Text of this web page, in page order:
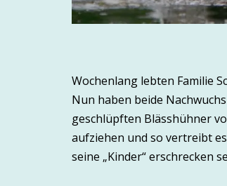
Wochenlang lebten Familie
Nun haben beide
geschlüpften Blässhühner
aufziehen und so vertreibt
seine „Kinder“ erschrecken